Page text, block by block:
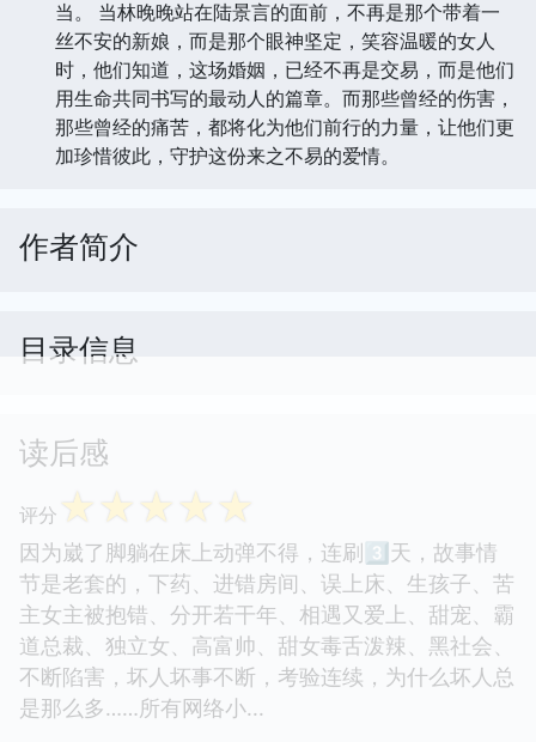
当。 当林晚晚站在陆景言的面前，不再是那个带着一
丝不安的新娘，而是那个眼神坚定，笑容温暖的女人
时，他们知道，这场婚姻，已经不再是交易，而是他们
用生命共同书写的最动人的篇章。而那些曾经的伤害，
那些曾经的痛苦，都将化为他们前行的力量，让他们更
加珍惜彼此，守护这份来之不易的爱情。
作者简介
目录信息
读后感
评分 ☆☆☆☆☆
因为崴了脚躺在床上动弹不得，连刷3⃣️天，故事情
节是老套的，下药、进错房间、误上床、生孩子、苦
主女主被抱错、分开若干年、相遇又爱上、甜宠、霸
道总裁、独立女、高富帅、甜女毒舌泼辣、黑社会、
不断陷害，坏人坏事不断，考验连续，为什么坏人总
是那么多……所有网络小...